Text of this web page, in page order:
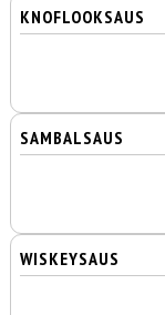
KNOFLOOKSAUS
SAMBALSAUS
WISKEYSAUS